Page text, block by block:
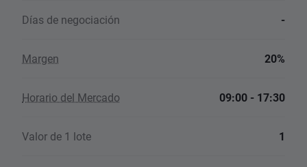
Días de negociación -
Margen 20%
Horario del Mercado 09:00 - 17:30
Valor de 1 lote 1